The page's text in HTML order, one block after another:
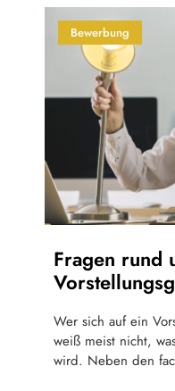
Bewerbung
Fragen rund
Wer sich auf ein
weiß meist nicht,
wird. Neben den